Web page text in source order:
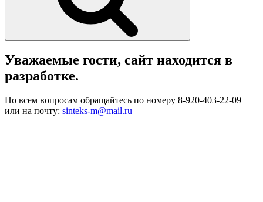
Уважаемые гости, сайт находится в
разработке.
По всем вопросам обращайтесь по номеру 8-920-403-22-09
или на почту: sinteks-m@mail.ru